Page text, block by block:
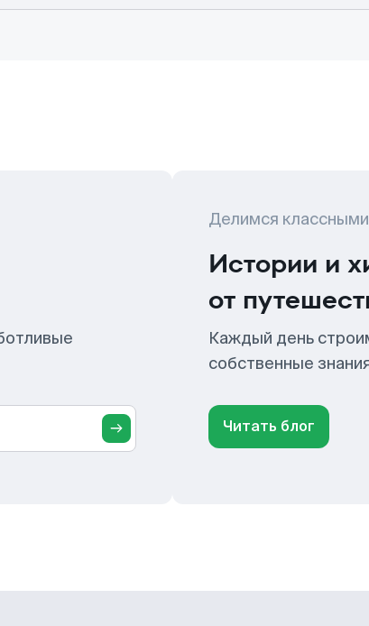
Делимся
Истории и
от
Каждый день
собственные
Читать блог